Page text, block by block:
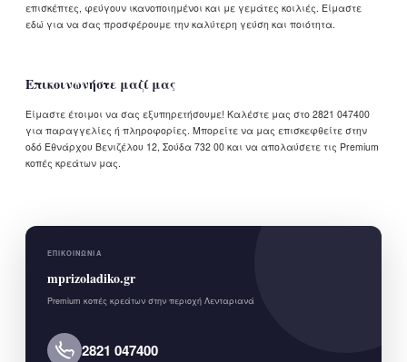
επισκέπτες, φεύγουν ικανοποιημένοι και με γεμάτες κοιλιές. Είμαστε
εδώ για να σας προσφέρουμε την καλύτερη γεύση και ποιότητα.
Επικοινωνήστε μαζί μας
Είμαστε έτοιμοι να σας εξυπηρετήσουμε! Καλέστε μας στο 2821 047400
για παραγγελίες ή πληροφορίες. Μπορείτε να μας επισκεφθείτε στην
οδό Εθνάρχου Βενιζέλου 12, Σούδα 732 00 και να απολαύσετε τις Premium
κοπές κρεάτων μας.
ΕΠΙΚΟΙΝΩΝΊΑ
mprizoladiko.gr
Premium κοπές κρεάτων στην περιοχή Λενταριανά
2821 047400